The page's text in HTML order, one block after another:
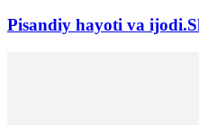
Pisandiy hayoti va